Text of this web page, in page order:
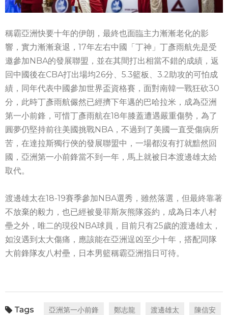
稱霸亞洲快要十年的伊朗，最終也面臨主力漸漸老化的影
響，實力漸漸衰退，17年左右中國「丁神」丁彥雨航先是受
邀參加NBA的發展聯盟，並在其間打出相當不錯的成績，返
回中國後在CBA打出場均26分、5.3籃板、3.2助攻的可怕成
績，同年代表中國參加世界盃資格賽，面對南韓一戰狂砍30
分，此時丁彥雨航儼然已經擠下年邁的巴哈拉米，成為亞洲
第一小前鋒，可惜丁彥雨航在18年膝蓋遭遇嚴重傷勢，為了
圓夢仍堅持前往美國挑戰NBA，不過到了美國一直受傷病所
苦，在達拉斯獨行俠的發展聯盟中，一場都沒有打就黯然回
國，亞洲第一小前鋒當不到一年，馬上就被日本渡邊雄太給
取代。
渡邊雄太在18-19賽季參加NBA選秀，雖然落選，但最終靠著
不放棄的毅力，也已經被曼菲斯灰熊隊簽約，成為日本八村
壘之外，唯二的現役NBA球員，目前只有25歲的渡邊雄太，
如沒遇到太大傷痛，應該能在亞洲逞凶至少十年，搭配同隊
大前鋒隊友八村壘，日本男籃稱霸亞洲指日可待。
亞洲第一小前鋒 鄭志龍 渡邊雄太 陳信安